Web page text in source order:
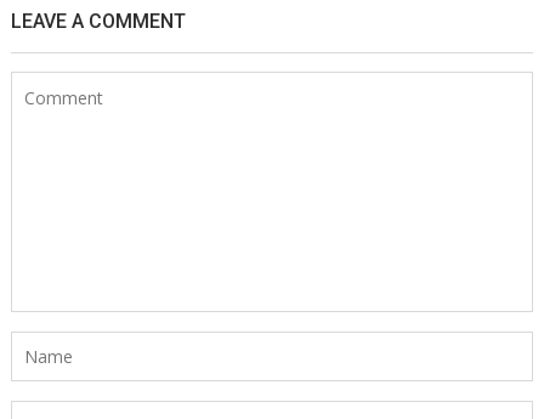
LEAVE A COMMENT